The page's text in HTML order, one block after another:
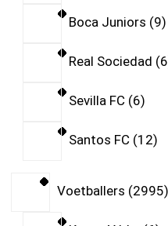
Boca Juniors 9
Real Sociedad 6
Sevilla FC 6
Santos FC 12
Voetballers 2995